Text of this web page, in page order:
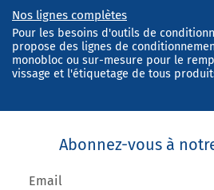
Nos lignes complètes
Pour les besoins d'outils de
propose des lignes de
monobloc ou sur-mesure pour le
vissage et l'étiquetage de tous
Abonnez-vous à
Email